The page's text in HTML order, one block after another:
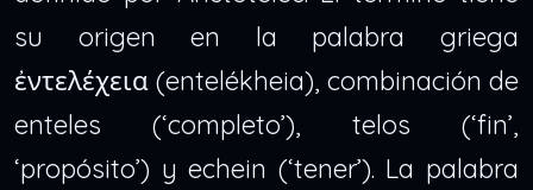
su origen en la palabra griega
ἐντελέχεια (entelékheia), combinación de
enteles (‘completo’), telos (‘fin’,
‘propósito’) y echein (‘tener’). La palabra